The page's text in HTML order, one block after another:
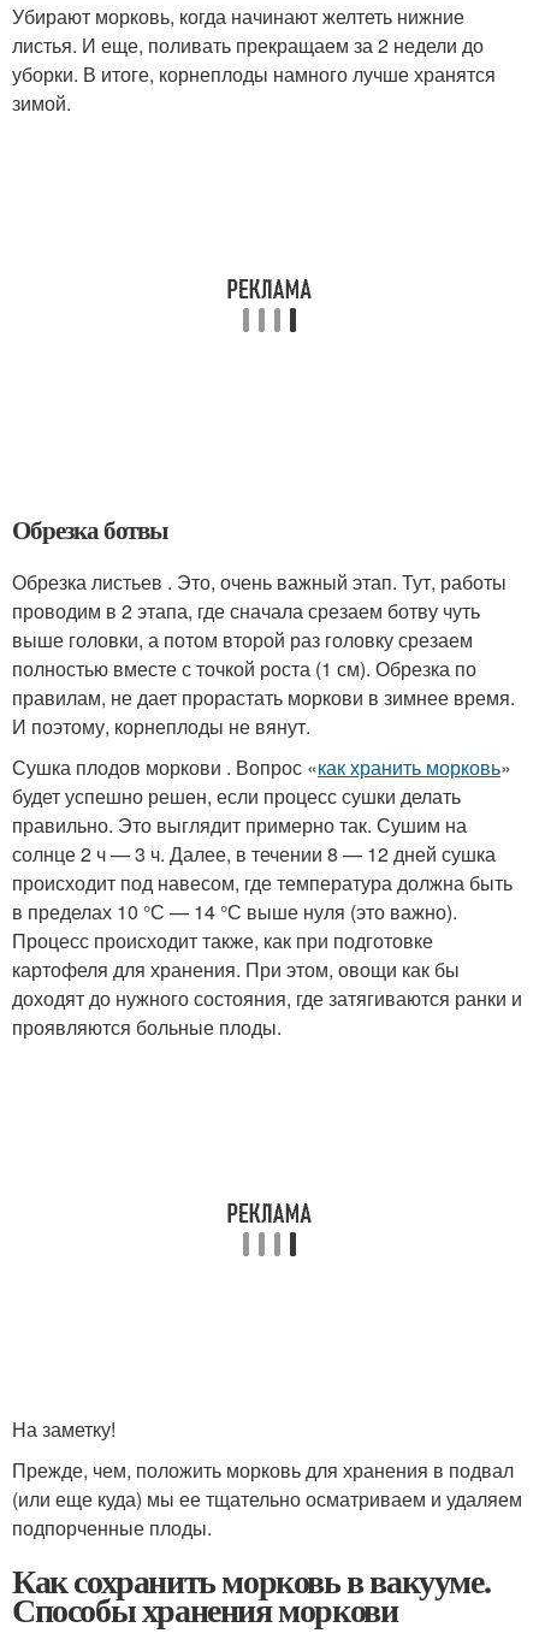
Убирают морковь, когда начинают желтеть нижние
листья. И еще, поливать прекращаем за 2 недели до
уборки. В итоге, корнеплоды намного лучше хранятся
зимой.
Обрезка ботвы
Обрезка листьев . Это, очень важный этап. Тут, работы
проводим в 2 этапа, где сначала срезаем ботву чуть
выше головки, а потом второй раз головку срезаем
полностью вместе с точкой роста (1 см). Обрезка по
правилам, не дает прорастать моркови в зимнее время.
И поэтому, корнеплоды не вянут.
Сушка плодов моркови . Вопрос «как хранить морковь»
будет успешно решен, если процесс сушки делать
правильно. Это выглядит примерно так. Сушим на
солнце 2 ч — 3 ч. Далее, в течении 8 — 12 дней сушка
происходит под навесом, где температура должна быть
в пределах 10 °С — 14 °С выше нуля (это важно).
Процесс происходит также, как при подготовке
картофеля для хранения. При этом, овощи как бы
доходят до нужного состояния, где затягиваются ранки и
проявляются больные плоды.
На заметку!
Прежде, чем, положить морковь для хранения в подвал
(или еще куда) мы ее тщательно осматриваем и удаляем
подпорченные плоды.
Как сохранить морковь в вакууме.
Способы хранения моркови